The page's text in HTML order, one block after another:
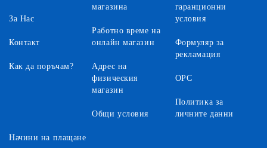
За Нас
Контакт
Как да поръчам?
магазина
Работно време на
онлайн магазин
Адрес на
физическия
магазин
Общи условия
гаранционни
условия
Формуляр за
рекламация
ОРС
Политика за
личните данни
Начини на плащане